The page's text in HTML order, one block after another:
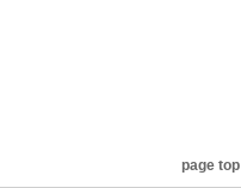
page top